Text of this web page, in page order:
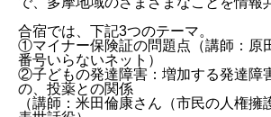
合宿では、下記3つのテーマ。
①マイナー保険証の問題点（講師：原
番号いらないネット）
②子どもの発達障害：増加する発達障
の、投薬との関係
（講師：米田倫康さん（市民の人権擁